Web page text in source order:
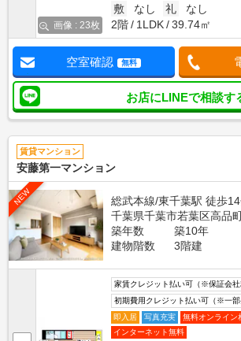
画像 : 23枚
敷
なし 礼
なし
2階
1LDK 39.74㎡
空室確認 無料
お店にLINEで相談す
賃貸マンション
安藤第一マンション
NEW
総武本線/東千葉駅 徒歩
千葉県千葉市若葉区高品
築年数
築10年
建物階数
3階建
家賃クレジット払い可（※保証会社
初期費用クレジット払い可（※一部
即入居
写真充実
無料オンライン
インターネット無料